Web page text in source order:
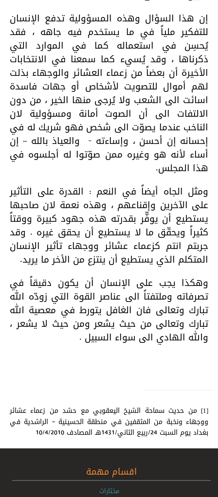
إن هذا السؤال وهذه المسؤولية تدفع الإنسان
للتفكير ملياً في ما يستخدم فيه جاهه ، فقد
يُحسِن في استعماله كما في الموارد التي
ذكرناها ، وقد يُسيء كما سمعنا في الانتخابات
الأخيرة أن بعضاً من زعماء العشائر والوجهاء بذلت
لهم أموال للتصويت لأشخاص أو جهات فاسدة
اسائت الى الشعب ولا يُرجى منها الخير ، من دون
الالتفات الى أن الصوت أمانة ومسؤولية لان
الناخب عندما يصوّت الى شخص فهو شريك له في
إحسانه إن أحسن ، وإساءته - والعياذ بالله – إن
أساء لأنه هو وغيره ممن صوّتوا له أجلسوه في
هذا المجلس.
ومثل الجاه أيضاً في النعم : القدرة على التأثير
على الآخرين وإقناعهم ، وهذه نعمة لان صاحبها
يستطيع أن يوفّّر بقدرته هذه جهود كبيرة ووقتاً
كثيراً ويحقّق ما لا يستطيع أن يحقق غيره . وقد
جربتم انتم كزعماء عشائر ووجهاء تأثير الإنسان
المتكلم الذي يستطيع أن ينتزع من الأخر ما يريد.
وهكذا يجب على الإنسان أن يكون دقيقاً في
تصرفاته وملتفتاً الى عناصر القوة التي زودّه الله
تبارك وتعالى فان الغافل يتورط في معصية الله
تبارك وتعالى من حيث يشعر ومن حيث لا يشعر ،
والله الهادي الى سواء السبيل .
[1]
من حديث سماحة الشيخ اليعقوبي مع حشد من زعماء عشائر
ووجهاء ونخبة من المثقفين في منطقة الحسينية – الراشدية في
بغداد يوم السبت 24/ربيع الثاني/1431هـ المصادف 10/4/2010
اقسام مهمة
مختارات